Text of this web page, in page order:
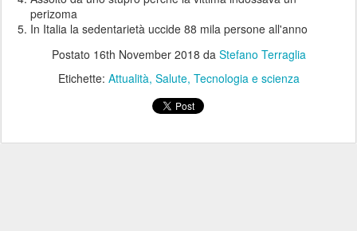
perizoma
In Italia la sedentarietà uccide 88 mila persone all'anno
Postato 16th November 2018 da Stefano Terraglia
Etichette: Attualità Salute Tecnologia e scienza